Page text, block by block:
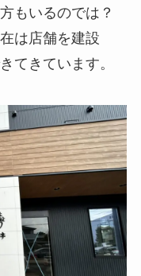
もいるのでは？
は店舗を建設
てきています。